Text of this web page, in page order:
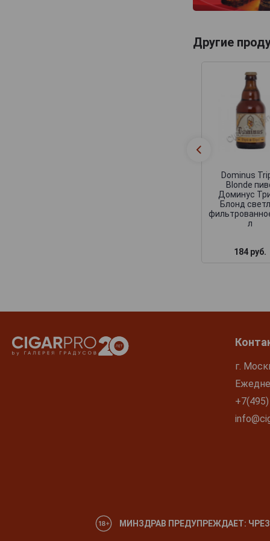
Другие
Dominus
Blonde
Доминус
Блонд
л
184 руб.
г.
МИНЗДРАВ ПРЕДУПРЕЖДАЕТ: